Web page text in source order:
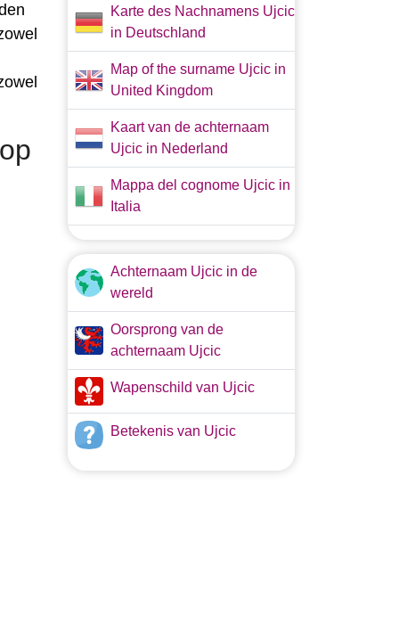
Karte des Nachnamens Ujcic
in Deutschland
Map of the surname Ujcic in
United Kingdom
Kaart van de achternaam
Ujcic in Nederland
Mappa del cognome Ujcic in
Italia
Achternaam Ujcic in de
wereld
Oorsprong van de
achternaam Ujcic
Wapenschild van Ujcic
Betekenis van Ujcic